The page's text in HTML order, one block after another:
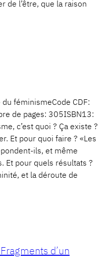
de l’être, que la raison
féminismeCode CDF:
de pages: 305ISBN13:
c’est quoi ? Ça existe ?
Et pour quoi faire ? «Les
ils, et même
Et pour quels résultats ?
et la déroute de
d’un